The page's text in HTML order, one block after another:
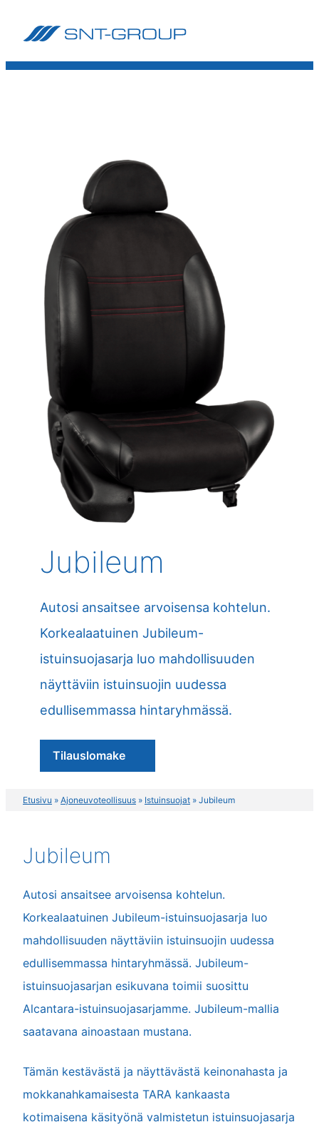
suoraan
sisältöön
SNT-Group
Jubileum
Autosi ansaitsee arvoisensa kohtelun.
Korkealaatuinen Jubileum-
istuinsuojasarja luo mahdollisuuden
näyttäviin istuinsuojin uudessa
edullisemmassa hintaryhmässä.
Tilauslomake
Etusivu » Ajoneuvoteollisuus » Istuinsuojat » Jubileum
Jubileum
Autosi ansaitsee arvoisensa kohtelun.
Korkealaatuinen Jubileum-istuinsuojasarja luo
mahdollisuuden näyttäviin istuinsuojin uudessa
edullisemmassa hintaryhmässä. Jubileum-
istuinsuojasarjan esikuvana toimii suosittu
Alcantara-istuinsuojasarjamme. Jubileum-mallia
saatavana ainoastaan mustana.
Tämän kestävästä ja näyttävästä keinonahasta ja
mokkanahkamaisesta TARA kankaasta
kotimaisena käsityönä valmistetun istuinsuojasarja